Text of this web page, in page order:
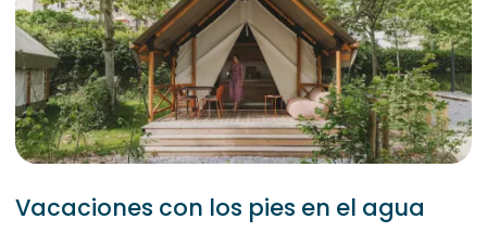
Vacaciones con los pies en el agua